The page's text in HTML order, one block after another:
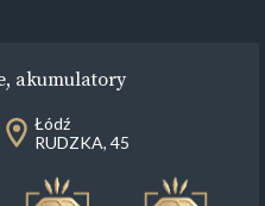
akumulatory
Łódź
RUDZKA, 45